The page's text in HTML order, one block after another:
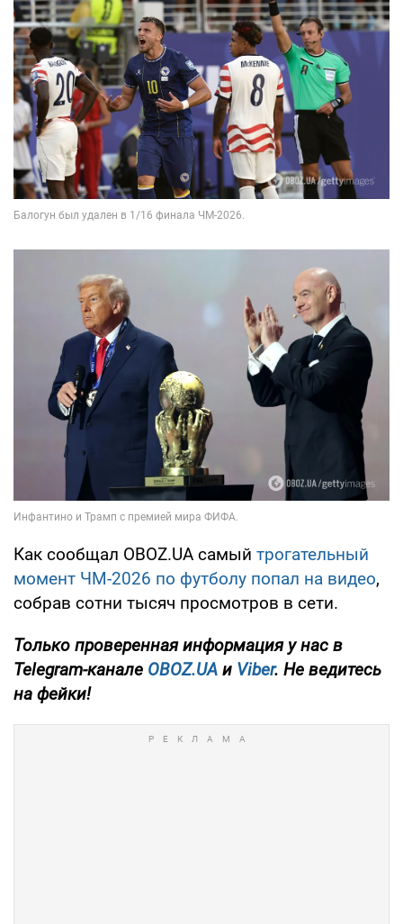
Как сообщал OBOZ.UA самый трогательный
момент ЧМ-2026 по футболу попал на видео,
собрав сотни тысяч просмотров в сети.
Только проверенная информация у нас в
Telegram-канале OBOZ.UA и Viber. Не ведитесь
на фейки!